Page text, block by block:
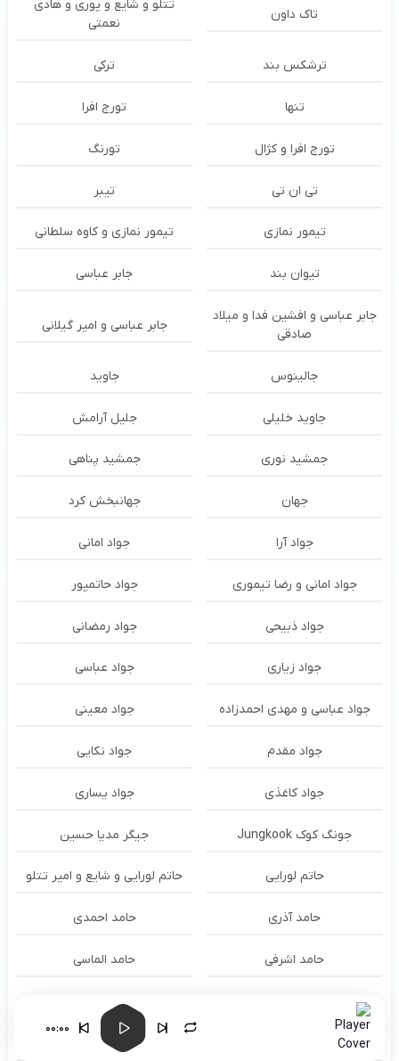
تاک داون
تتلو و شایع و پوری و هادی
نعمتی
ترشكس بند ترکی
تنها تورج افرا
تورج افرا و کژال تورنگ
تی ان تی تیبر
تیمور نمازی تیمور نمازی و کاوه سلطانی
تیوان بند جابر عباسی
جابر عباسی و افشین فدا و میلاد
صادقی
جابر عباسی و امیر گیلانی
جالینوس جاوید
جاوید خلیلی جلیل آرامش
جمشید نوری جمشید پناهی
جهان جهانبخش کرد
جواد آرا جواد امانی
جواد امانی و رضا تیموری جواد حاتمپور
جواد ذبیحی جواد رمضانی
جواد زیاری جواد عباسی
جواد عباسی و مهدی احمدزاده جواد معینی
جواد مقدم جواد نکایی
جواد کاغذی جواد یساری
جونگ کوک Jungkook جیگر مدیا حسین
حاتم لورایی حاتم لورایی و شایع و امیر تتلو
حامد آذری حامد احمدی
حامد اشرفی حامد الماسی
حامد برزگری
حامد جعفری
00:00